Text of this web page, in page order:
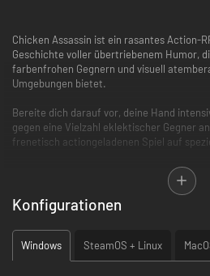
Chicken Assassin ist ein rasantes Action-
Geschichte voller übertriebenem Humor,
farbenfrohen Gegnern und visuell
Umgebungen bietet.
Bereite dich darauf vor, deine Hand
gegen eine Vielzahl eklektischer Gegner
frenetisch actiongeladenen Spiel auf
Du spielst als Mean Mcallister, die lebende
passieren würde, wenn du Rambo,
scharfer Soße und eine Schachtel
Konfigurationen
Windows SteamOS + Linux